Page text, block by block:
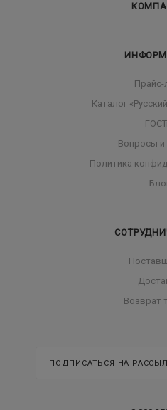
Прайс-
Каталог
Вопросы и
Политика
Возврат
ПОДПИСАТЬСЯ НА